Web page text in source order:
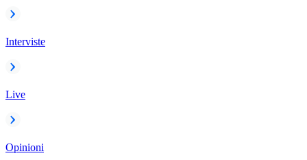
Interviste
Live
Opinioni